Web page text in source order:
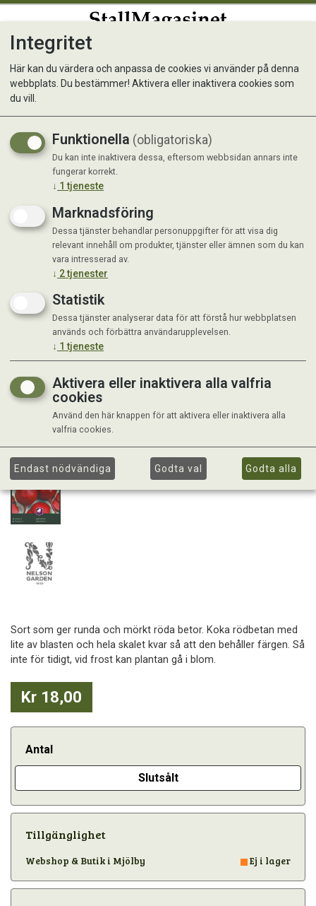
Rödbeta, Detroit 2, Rund
Sort som ger runda och mörkt röda betor. Koka rödbetan med
lite av blasten och hela skalet kvar så att den behåller färgen. Så
inte för tidigt, vid frost kan plantan gå i blom.
Kr 18,00
Antal
Slutsålt
Tillgänglighet
Webshop & Butik i Mjölby Ej i lager
Integritet
Här kan du värdera och anpassa de cookies vi använder på denna
webbplats. Du bestämmer! Aktivera eller inaktivera cookies som
du vill.
Funktionella (obligatoriska)
Du kan inte inaktivera dessa, eftersom webbsidan annars inte
fungerar korrekt.
↓ 1 tjeneste
Marknadsföring
Dessa tjänster behandlar personuppgifter för att visa dig
relevant innehåll om produkter, tjänster eller ämnen som du kan
vara intresserad av.
↓ 2tjenester
Statistik
Dessa tjänster analyserar data för att förstå hur webbplatsen
används och förbättra användarupplevelsen.
↓ 1 tjeneste
Aktivera eller inaktivera alla valfria
cookies
Använd den här knappen för att aktivera eller inaktivera alla
valfria cookies.
Endast nödvändiga Godta val Godta alla